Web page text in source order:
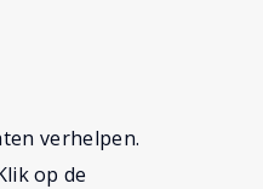
verhelpen.
op de